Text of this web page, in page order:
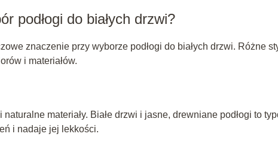
podłogi do białych drzwi?
znaczenie przy wyborze podłogi do białych drzwi. Różne
i materiałów.
materiały. Białe drzwi i jasne, drewniane podłogi to
i nadaje jej lekkości.